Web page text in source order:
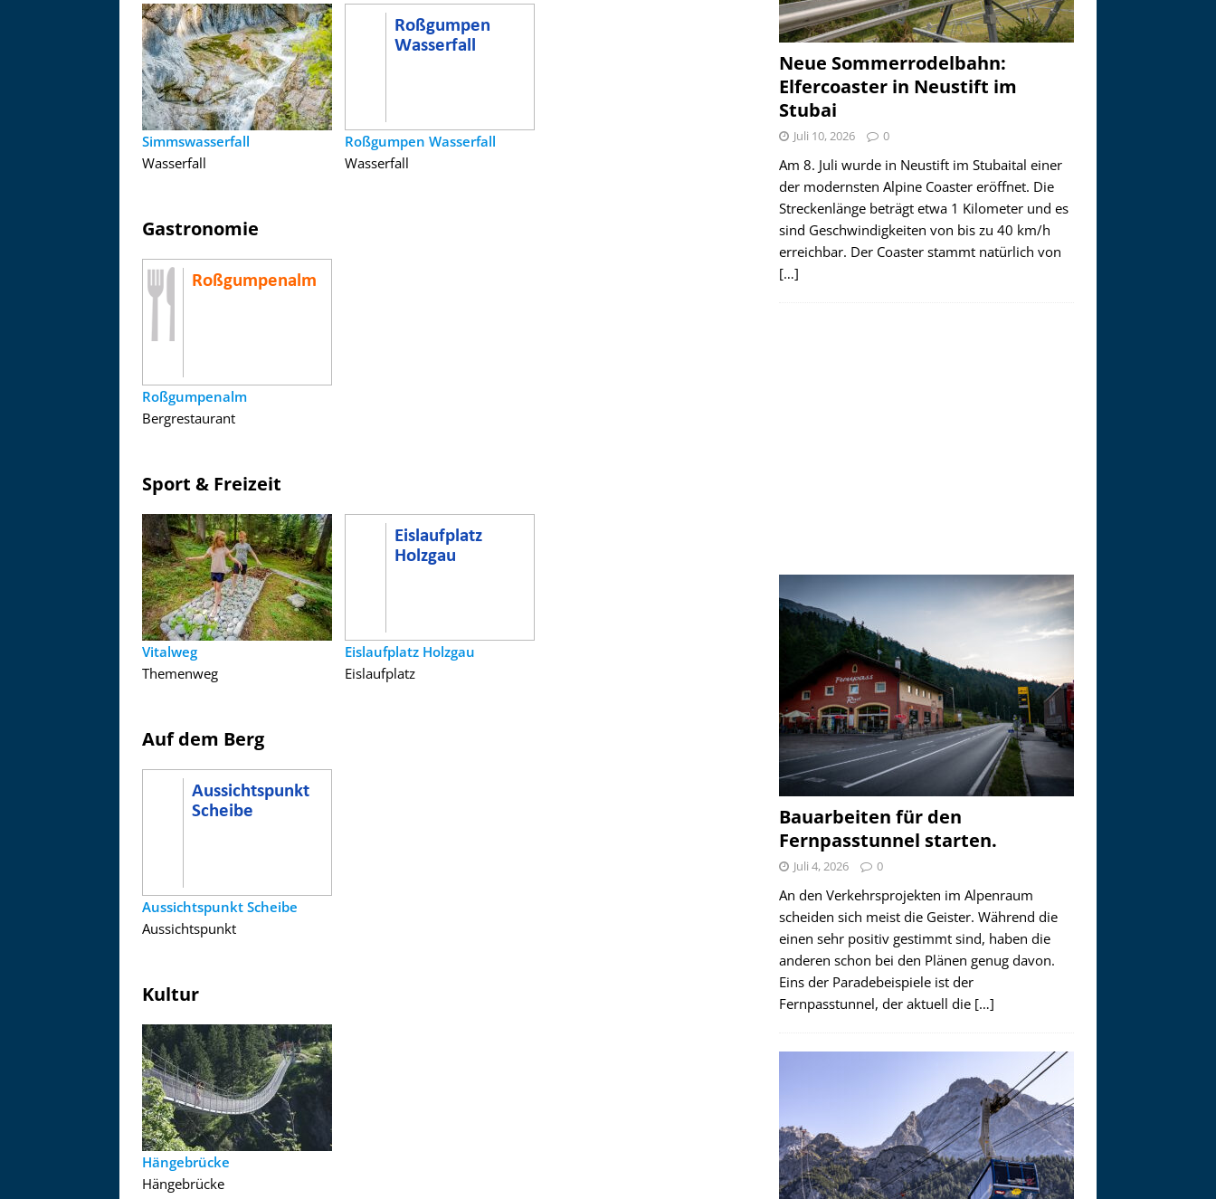
Simmswasserfall
Wasserfall
Roßgumpen Wasserfall
Wasserfall
Gastronomie
Roßgumpenalm
Bergrestaurant
Sport & Freizeit
Vitalweg
Themenweg
Eislaufplatz Holzgau
Eislaufplatz
Auf dem Berg
Aussichtspunkt Scheibe
Aussichtspunkt
Kultur
Hängebrücke
Hängebrücke
Neue Sommerrodelbahn:
Elfercoaster in Neustift im
Stubai
Juli 10, 2026 0
Am 8. Juli wurde in Neustift im Stubaital einer
der modernsten Alpine Coaster eröffnet. Die
Streckenlänge beträgt etwa 1 Kilometer und es
sind Geschwindigkeiten von bis zu 40 km/h
erreichbar. Der Coaster stammt natürlich von
[…]
Bauarbeiten für den
Fernpasstunnel starten.
Juli 4, 2026 0
An den Verkehrsprojekten im Alpenraum
scheiden sich meist die Geister. Während die
einen sehr positiv gestimmt sind, haben die
anderen schon bei den Plänen genug davon.
Eins der Paradebeispiele ist der
Fernpasstunnel, der aktuell die […]